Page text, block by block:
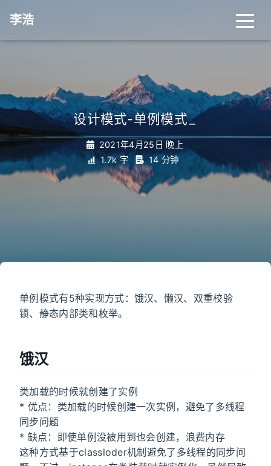
李浩
设计模式-单例模式_
2021年4月25日 晚上
1.7k 字
14 分钟
单例模式有5种实现方式：饿汉、懒汉、双重校验
锁、静态内部类和枚举。
饿汉
类加载的时候就创建了实例
* 优点：类加载的时候创建一次实例，避免了多线程
同步问题
* 缺点：即使单例没被用到也会创建，浪费内存
这种方式基于classloder机制避免了多线程的同步问